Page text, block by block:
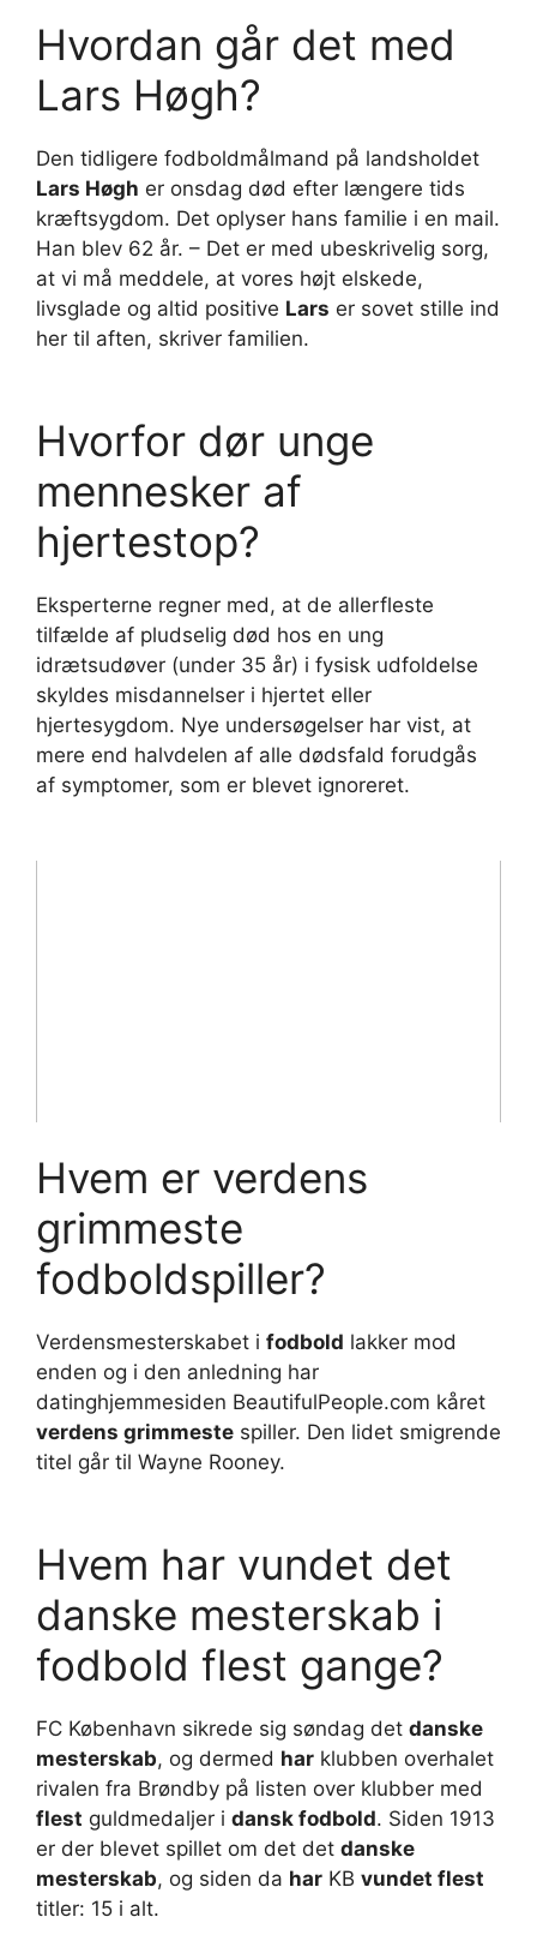
Hvordan går det med
Lars Høgh?
Den tidligere fodboldmålmand på landsholdet
Lars Høgh er onsdag død efter længere tids
kræftsygdom. Det oplyser hans familie i en mail.
Han blev 62 år. – Det er med ubeskrivelig sorg,
at vi må meddele, at vores højt elskede,
livsglade og altid positive Lars er sovet stille ind
her til aften, skriver familien.
Hvorfor dør unge
mennesker af
hjertestop?
Eksperterne regner med, at de allerfleste
tilfælde af pludselig død hos en ung
idrætsudøver (under 35 år) i fysisk udfoldelse
skyldes misdannelser i hjertet eller
hjertesygdom. Nye undersøgelser har vist, at
mere end halvdelen af alle dødsfald forudgås
af symptomer, som er blevet ignoreret.
Hvem er verdens
grimmeste
fodboldspiller?
Verdensmesterskabet i fodbold lakker mod
enden og i den anledning har
datinghjemmesiden BeautifulPeople.com kåret
verdens grimmeste spiller. Den lidet smigrende
titel går til Wayne Rooney.
Hvem har vundet det
danske mesterskab i
fodbold flest gange?
FC København sikrede sig søndag det danske
mesterskab, og dermed har klubben overhalet
rivalen fra Brøndby på listen over klubber med
flest guldmedaljer i dansk fodbold. Siden 1913
er der blevet spillet om det det danske
mesterskab, og siden da har KB vundet flest
titler: 15 i alt.